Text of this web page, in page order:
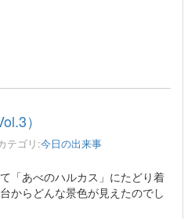
）
テゴリ:今日の出来事
「あべのハルカス」にたどり着
からどんな景色が見えたのでし